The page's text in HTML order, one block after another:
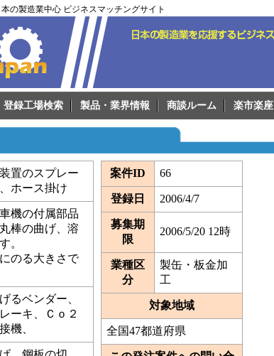
の製造業中心 ビジネスマッチングサイト
登録工場検索 製品・業界情報 商談ルーム 楽市楽座
置のスプレー
ホース掛け
機の付属部品
棒の曲げ、溶
。
のる大きさで
るベンダー、
ーキ、Ｃｏ２
機、
案件ID 66
登録日 2006/4/7
募集期
限
2006/5/20 12時
業種区
分
製缶・板金加
工
対象地域
全国47都道府県